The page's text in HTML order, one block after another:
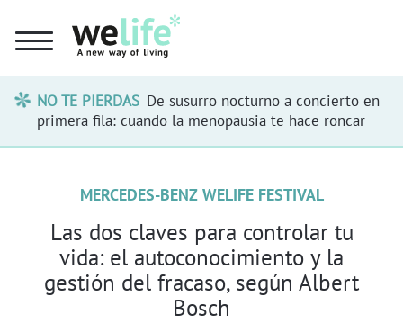
NO TE PIERDAS De susurro nocturno a concierto en
primera fila: cuando la menopausia te hace roncar
MERCEDES-BENZ WELIFE FESTIVAL
Las dos claves para controlar tu
vida: el autoconocimiento y la
gestión del fracaso, según Albert
Bosch